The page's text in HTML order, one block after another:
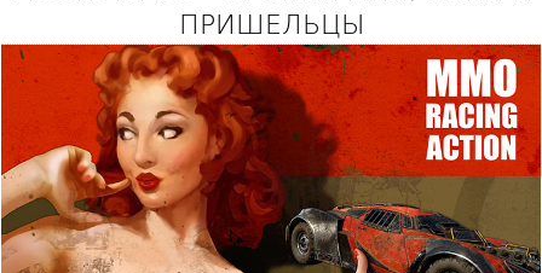
ПРИШЕЛЬЦЫ